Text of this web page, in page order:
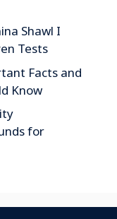
Shawl I
Tests
Facts and
Know
for